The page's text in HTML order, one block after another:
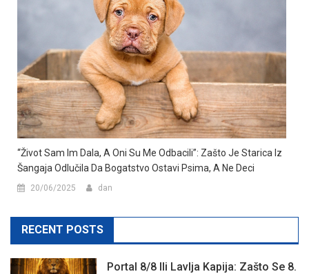
“Život Sam Im Dala, A Oni Su Me Odbacili”: Zašto Je Starica Iz
Šangaja Odlučila Da Bogatstvo Ostavi Psima, A Ne Deci
20/06/2025 dan
RECENT POSTS
Portal 8/8 Ili Lavlja Kapija: Zašto Se 8.